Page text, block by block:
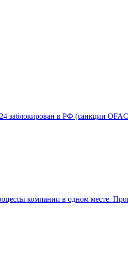
заблокирован в РФ (санкции
компании в одном месте.